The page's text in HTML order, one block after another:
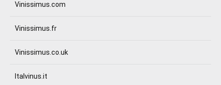
Vinissimus.com
Vinissimus.fr
Vinissimus.co.uk
Italvinus.it